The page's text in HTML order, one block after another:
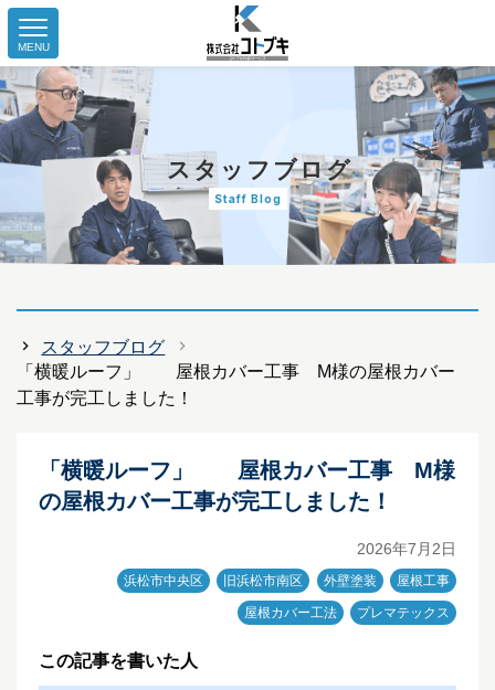
MENU
スタッフブログ
Staff Blog
スタッフブログ
「横暖ルーフ」 屋根カバー工事 M様の屋根カバー
工事が完工しました！
「横暖ルーフ」 屋根カバー工事 M様
の屋根カバー工事が完工しました！
2026年7月2日
浜松市中央区 旧浜松市南区 外壁塗装 屋根工事
屋根カバー工法 プレマテックス
この記事を書いた人